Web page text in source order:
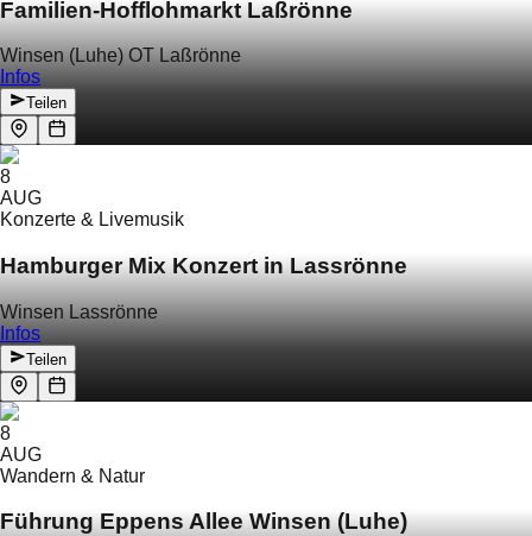
Familien-Hofflohmarkt Laßrönne
Winsen (Luhe) OT Laßrönne
Infos
Teilen
8
AUG
Konzerte & Livemusik
Hamburger Mix Konzert in Lassrönne
Winsen Lassrönne
Infos
Teilen
8
AUG
Wandern & Natur
Führung Eppens Allee Winsen (Luhe)